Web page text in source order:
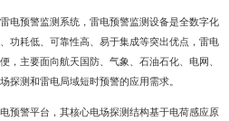
电预警监测系统，雷电预警监测设备是全数字化
功耗低、可靠性高、易于集成等突出优点，雷电
，主要面向航天国防、气象、石油石化、电网、
探测和雷电局域短时预警的应用需求。
预警平台，其核心电场探测结构基于电荷感应原